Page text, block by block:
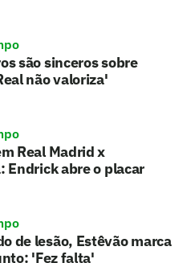
são sinceros sobre
não valoriza'
Real Madrid x
Endrick abre o placar
de lesão, Estêvão marca
'Fez falta'